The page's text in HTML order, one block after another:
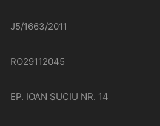
J5/1663/2011
RO29112045
EP. IOAN SUCIU NR. 14